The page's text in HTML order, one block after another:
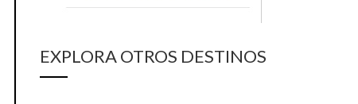
EXPLORA OTROS DESTINOS